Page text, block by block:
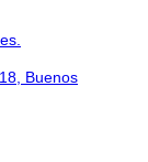
Buenos